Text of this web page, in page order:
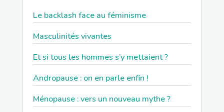
Le backlash face au féminisme
Masculinités vivantes
Et si tous les hommes s’y mettaient ?
Andropause : on en parle enfin !
Ménopause : vers un nouveau mythe ?